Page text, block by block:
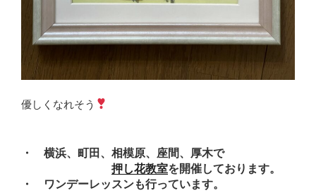
優しくなれそう
・ 横浜、町田、相模原、座間、厚木で
押し花教室を開催しております。
・ ワンデーレッスンも行っています。